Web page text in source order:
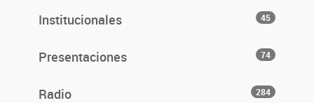
Institucionales 45
Presentaciones 74
Radio 284